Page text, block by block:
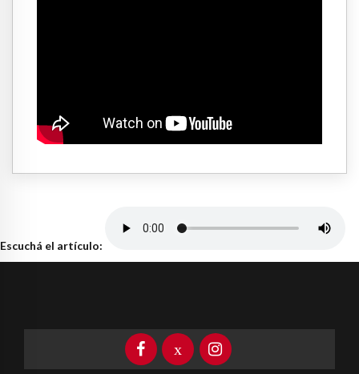
Escuchá el artículo: